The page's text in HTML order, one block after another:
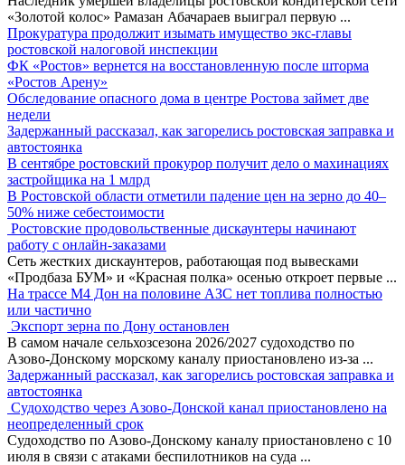
«Золотой колос» Рамазан Абачараев выиграл первую ...
Прокуратура продолжит изымать имущество экс-главы
ростовской налоговой инспекции
ФК «Ростов» вернется на восстановленную после шторма
«Ростов Арену»
Обследование опасного дома в центре Ростова займет две
недели
Задержанный рассказал, как загорелись ростовская заправка и
автостоянка
В сентябре ростовский прокурор получит дело о махинациях
застройщика на 1 млрд
В Ростовской области отметили падение цен на зерно до 40–
50% ниже себестоимости
Ростовские продовольственные дискаунтеры начинают
работу с онлайн-заказами
Сеть жестких дискаунтеров, работающая под вывесками
«Продбаза БУМ» и «Красная полка» осенью откроет первые ...
На трассе М4 Дон на половине АЗС нет топлива полностью
или частично
Экспорт зерна по Дону остановлен
В самом начале сельхозсезона 2026/2027 судоходство по
Азово-Донскому морскому каналу приостановлено из-за ...
Задержанный рассказал, как загорелись ростовская заправка и
автостоянка
Судоходство через Азово-Донской канал приостановлено на
неопределенный срок
Судоходство по Азово-Донскому каналу приостановлено с 10
июля в связи с атаками беспилотников на суда ...